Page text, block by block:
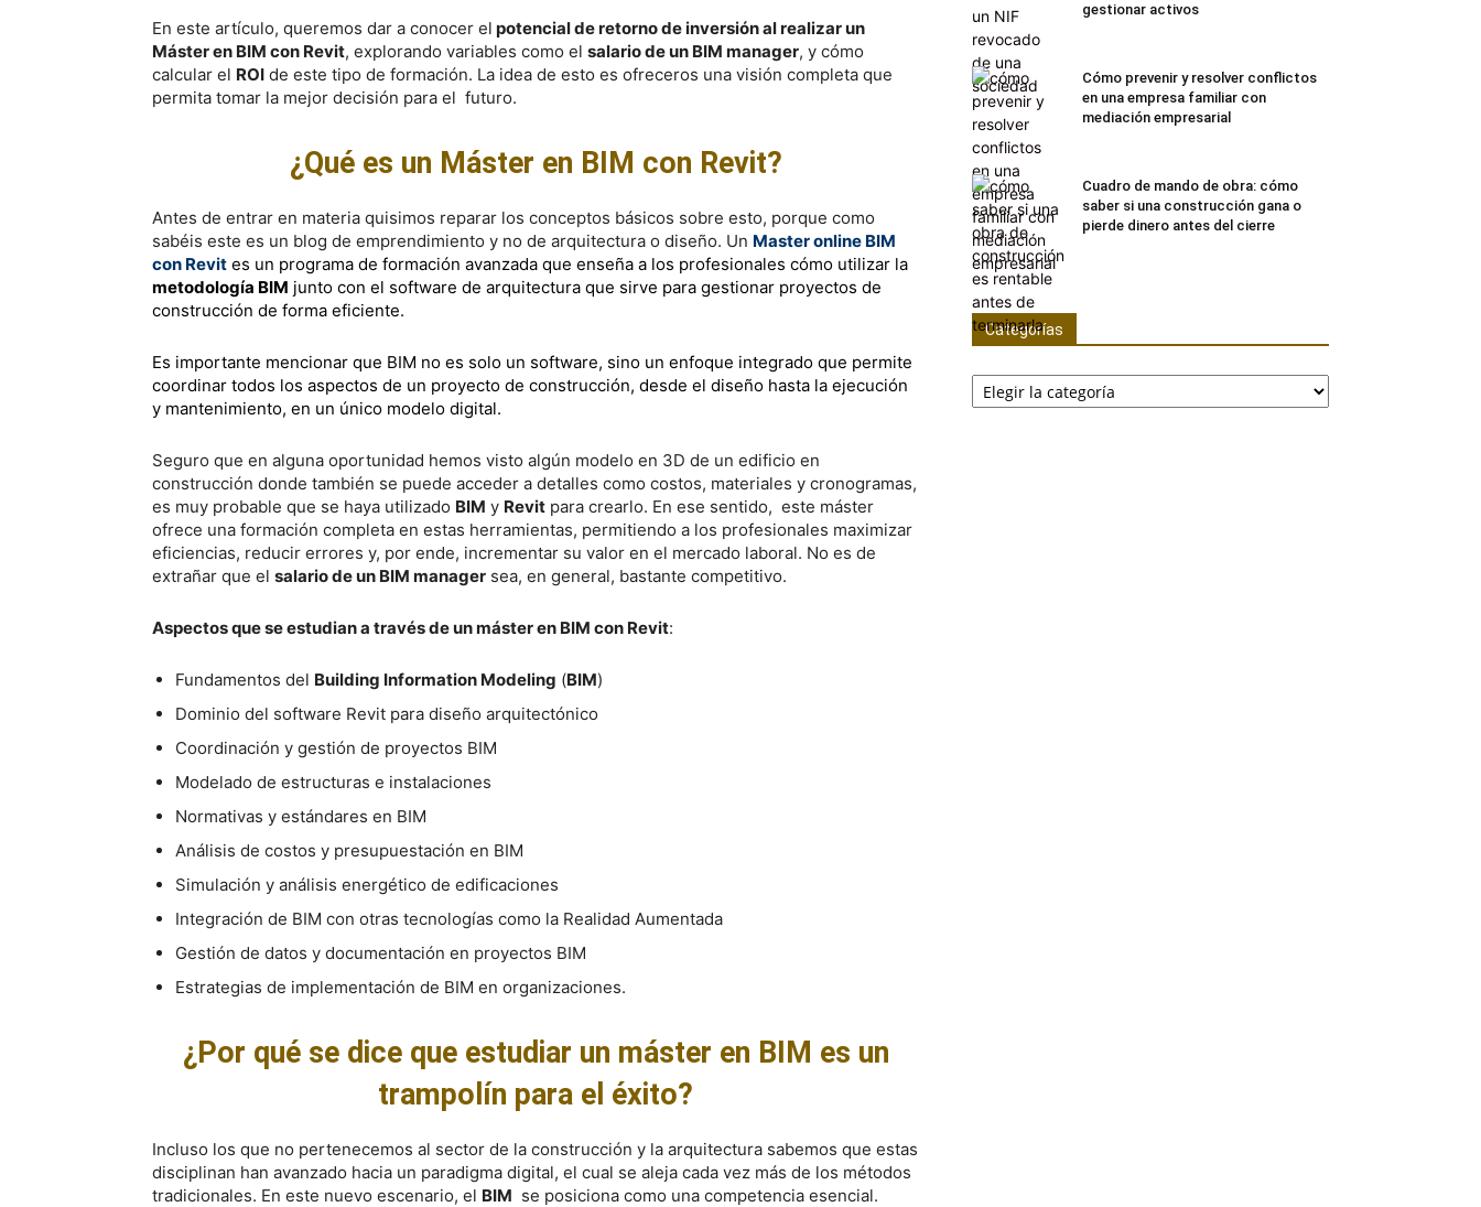
En este artículo, queremos dar a conocer el potencial de retorno de inversión al realizar un
Máster en BIM con Revit, explorando variables como el salario de un BIM manager, y cómo
calcular el ROI de este tipo de formación. La idea de esto es ofreceros una visión completa que
permita tomar la mejor decisión para el futuro.
¿Qué es un Máster en BIM con Revit?
Antes de entrar en materia quisimos reparar los conceptos básicos sobre esto, porque como
sabéis este es un blog de emprendimiento y no de arquitectura o diseño. Un Master online BIM
con Revit es un programa de formación avanzada que enseña a los profesionales cómo utilizar la
metodología BIM junto con el software de arquitectura que sirve para gestionar proyectos de
construcción de forma eficiente.
Es importante mencionar que BIM no es solo un software, sino un enfoque integrado que permite
coordinar todos los aspectos de un proyecto de construcción, desde el diseño hasta la ejecución
y mantenimiento, en un único modelo digital.
Seguro que en alguna oportunidad hemos visto algún modelo en 3D de un edificio en
construcción donde también se puede acceder a detalles como costos, materiales y cronogramas,
es muy probable que se haya utilizado BIM y Revit para crearlo. En ese sentido, este máster
ofrece una formación completa en estas herramientas, permitiendo a los profesionales maximizar
eficiencias, reducir errores y, por ende, incrementar su valor en el mercado laboral. No es de
extrañar que el salario de un BIM manager sea, en general, bastante competitivo.
Aspectos que se estudian a través de un máster en BIM con Revit:
Fundamentos del Building Information Modeling (BIM)
Dominio del software Revit para diseño arquitectónico
Coordinación y gestión de proyectos BIM
Modelado de estructuras e instalaciones
Normativas y estándares en BIM
Análisis de costos y presupuestación en BIM
Simulación y análisis energético de edificaciones
Integración de BIM con otras tecnologías como la Realidad Aumentada
Gestión de datos y documentación en proyectos BIM
Estrategias de implementación de BIM en organizaciones.
¿Por qué se dice que estudiar un máster en BIM es un
trampolín para el éxito?
Incluso los que no pertenecemos al sector de la construcción y la arquitectura sabemos que estas
disciplinan han avanzado hacia un paradigma digital, el cual se aleja cada vez más de los métodos
tradicionales. En este nuevo escenario, el BIM se posiciona como una competencia esencial.
gestionar activos
Cómo prevenir y resolver conflictos
en una empresa familiar con
mediación empresarial
Cuadro de mando de obra: cómo
saber si una construcción gana o
pierde dinero antes del cierre
Categorías
Categorías